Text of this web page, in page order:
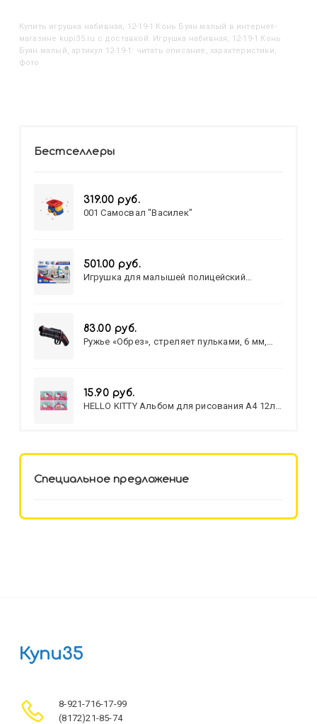
Купить Игрушка набивная, 12-19-1 Конь Буян малый в интернет-
магазине kupi35.ru с доставкой. Игрушка набивная, 12-19-1 Конь
Буян малый, артикул 12-19-1: читать описание, характеристики,
фото
Бестселлеры
319.00 руб.
001 Самосвал "Василек"
501.00 руб.
Игрушка для малышей полицейский
83.00 руб.
Ружье «Обрез», стреляет пульками, 6 мм,
15.90 руб.
HELLO KITTY Альбом для рисования А4 12л.
Специальное предложение
Купи35
8-921-716-17-99
(8172)21-85-74